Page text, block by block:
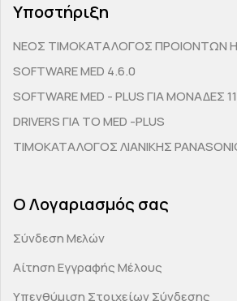
Υποστήριξη
ΝΕΟΣ ΤΙΜΟΚΑΤΑΛΟΓΟΣ ΠΡΟΙΟΝΤΩΝ
SOFTWARE MED 4.6.0
SOFTWARE MED - PLUS ΓΙΑ ΜΟΝΑΔΕΣ
DRIVERS ΓΙΑ ΤΟ MED -PLUS
ΤΙΜΟΚΑΤΑΛΟΓΟΣ ΛΙΑΝΙΚΗΣ
Ο Λογαριασμός σας
Σύνδεση Μελών
Αίτηση Εγγραφής Μέλους
Υπενθύμιση Στοιχείων Σύνδεσης